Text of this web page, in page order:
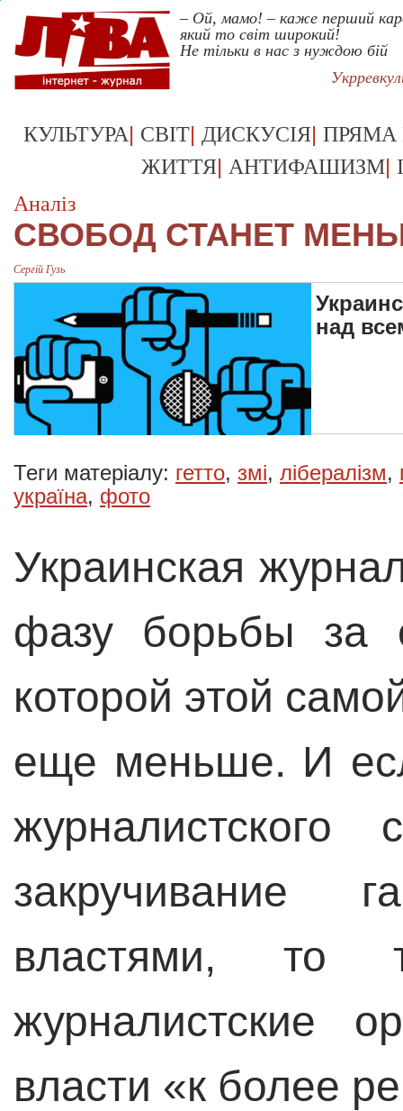
– Ой, мамо! – каже перший
який то світ широкий!
Не тільки в нас з нуждою бій
КУЛЬТУРА| СВІТ| ДИСКУСІЯ| ПРЯМА
ЖИТТЯ| АНТИФАШИЗМ|
Аналіз
СВОБОД СТАНЕТ
Сергій Гузь
над
Теги матеріалу: гетто, змі, лібералізм,
україна, фото
Украинская
фазу борьбы за
которой этой
еще меньше. И
журналистского
закручивание
властями, то
журналистские
власти «к более